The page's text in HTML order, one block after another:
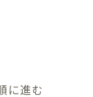
に進む